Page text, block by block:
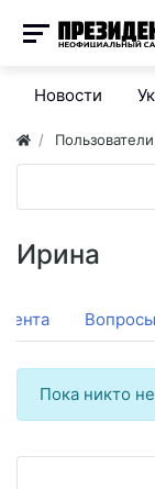
Новости
Пользователи
Ирина
Лента Вопросы
Пока никто